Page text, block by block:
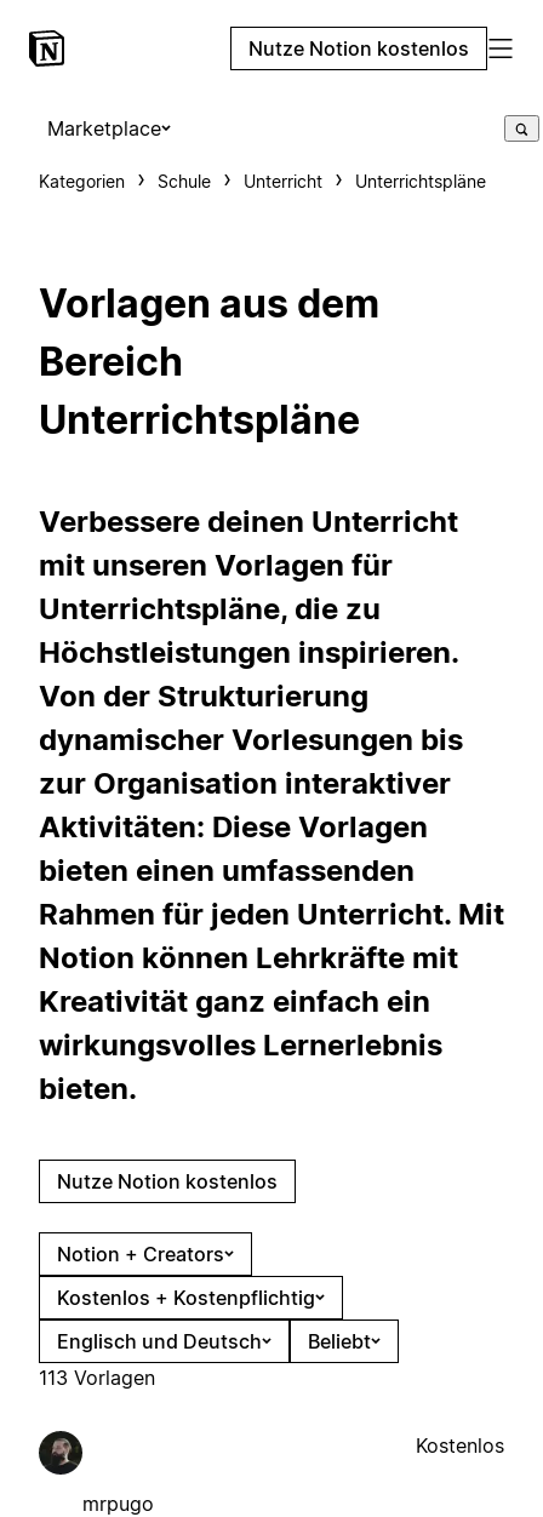
Nutze Notion kostenlos
Marketplace
Kategorien Schule Unterricht Unterrichtspläne
Vorlagen aus dem
Bereich
Unterrichtspläne
Verbessere deinen Unterricht
mit unseren Vorlagen für
Unterrichtspläne, die zu
Höchstleistungen inspirieren.
Von der Strukturierung
dynamischer Vorlesungen bis
zur Organisation interaktiver
Aktivitäten: Diese Vorlagen
bieten einen umfassenden
Rahmen für jeden Unterricht. Mit
Notion können Lehrkräfte mit
Kreativität ganz einfach ein
wirkungsvolles Lernerlebnis
bieten.
Nutze Notion kostenlos
Notion + Creators
Kostenlos + Kostenpflichtig
Englisch und Deutsch
Beliebt
113 Vorlagen
mrpugo
Kostenlos